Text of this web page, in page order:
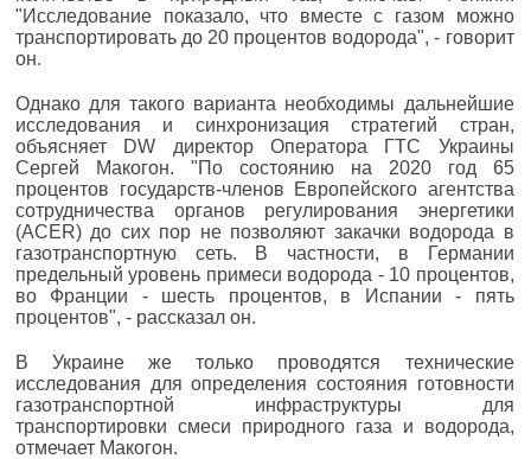
"Исследование показало, что вместе с газом можно
транспортировать до 20 процентов водорода", - говорит
он.
Однако для такого варианта необходимы дальнейшие
исследования и синхронизация стратегий стран,
объясняет DW директор Оператора ГТС Украины
Сергей Макогон. "По состоянию на 2020 год 65
процентов государств-членов Европейского агентства
сотрудничества органов регулирования энергетики
(ACER) до сих пор не позволяют закачки водорода в
газотранспортную сеть. В частности, в Германии
предельный уровень примеси водорода - 10 процентов,
во Франции - шесть процентов, в Испании - пять
процентов", - рассказал он.
В Украине же только проводятся технические
исследования для определения состояния готовности
газотранспортной инфраструктуры для
транспортировки смеси природного газа и водорода,
отмечает Макогон.